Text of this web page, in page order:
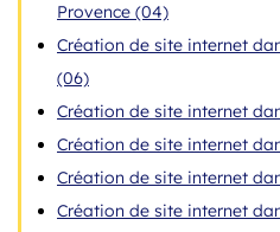
Provence (04)
Création de site internet
(06)
Création de site internet
Création de site internet
Création de site internet
Création de site internet